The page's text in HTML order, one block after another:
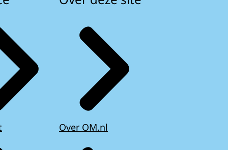
Over OM.nl